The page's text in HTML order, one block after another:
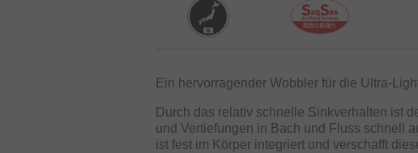
Ein hervorragender Wobbler für die Ultra-
Durch das relativ schnelle Sinkverhalten ist
und Vertiefungen in Bach und Fluss schnell
ist fest im Körper integriert und verschafft